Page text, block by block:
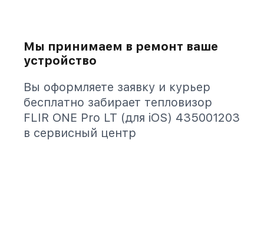
Мы принимаем в ремонт ваше
устройство
Вы оформляете заявку и курьер
бесплатно забирает тепловизор
FLIR ONE Pro LT (для iOS) 435001203
в сервисный центр